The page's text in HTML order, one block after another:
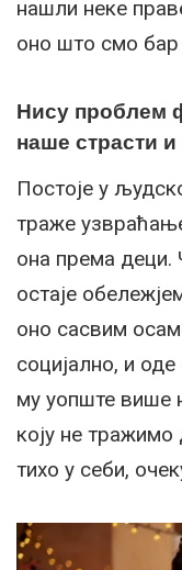
нашли неке
оно што смо
Нису проблем
наше страсти
Постоје у
траже
она према
остаје
оно сасвим
социјално, и
му уопште више
коју не тражимо
тихо у себи,